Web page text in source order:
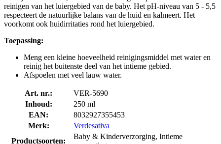
reinigen van het luiergebied van de baby. Het pH-niveau van 5 - 5,5
respecteert de natuurlijke balans van de huid en kalmeert. Het
voorkomt ook huidirritaties rond het luiergebied.
Toepassing:
Meng een kleine hoeveelheid reinigingsmiddel met water en
reinig het buitenste deel van het intieme gebied.
Afspoelen met veel lauw water.
Art. nr.:
VER-5690
Inhoud:
250 ml
EAN:
8032927355453
Merk:
Verdesativa
Productsoorten:
Baby & Kinderverzorging, Intieme